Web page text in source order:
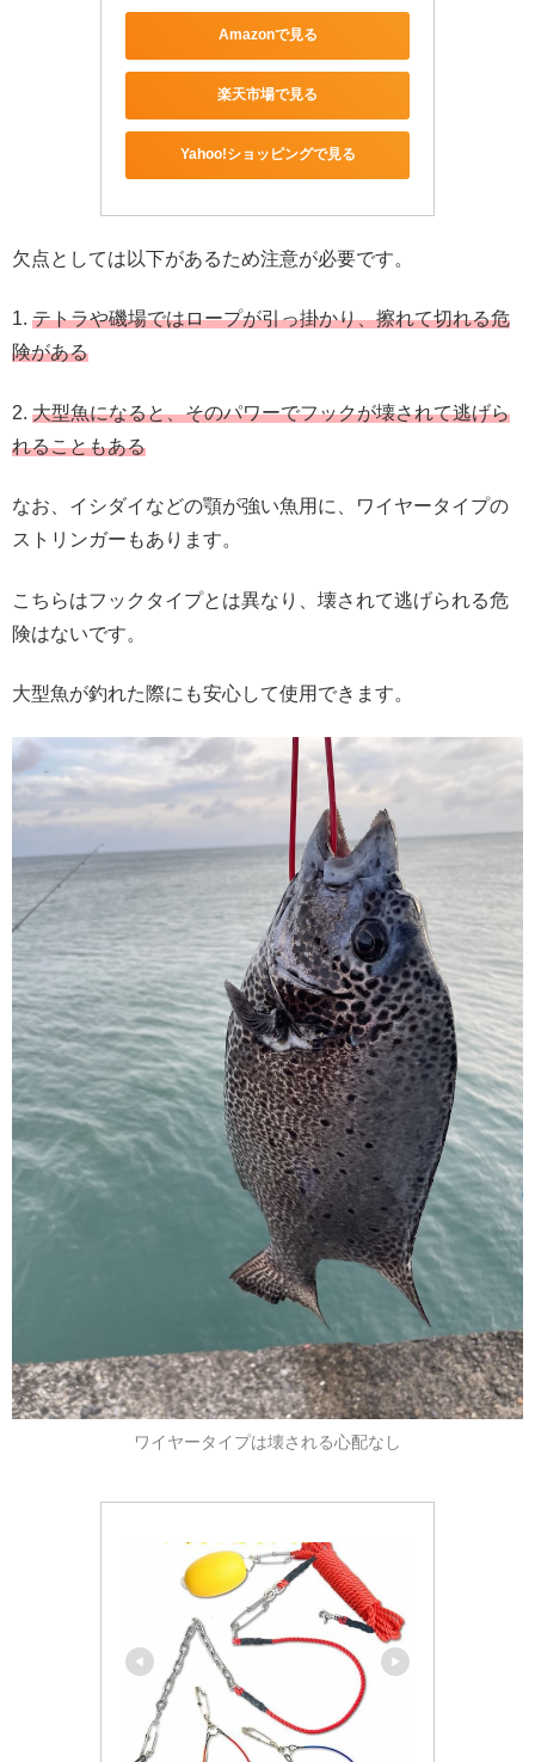
Amazonで見る
楽天市場で見る
Yahoo!ショッピングで見る
欠点としては以下があるため注意が必要です。
1. テトラや磯場ではロープが引っ掛かり、擦れて切れる危
険がある
2. 大型魚になると、そのパワーでフックが壊されて逃げら
れることもある
なお、イシダイなどの顎が強い魚用に、ワイヤータイプの
ストリンガーもあります。
こちらはフックタイプとは異なり、壊されて逃げられる危
険はないです。
大型魚が釣れた際にも安心して使用できます。
ワイヤータイプは壊される心配なし